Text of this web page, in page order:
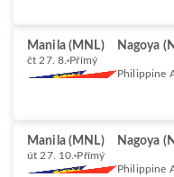
Manila (MNL) Nagoya
čt 27. 8. Přímý
Philippine
Manila (MNL) Nagoya
út 27. 10. Přímý
Philippine